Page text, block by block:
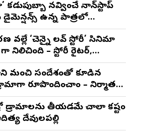
కడుపుబ్బా నవ్వించే నాన్‌స్టాప్
డైమెన్షన్స్ ఉన్న పాత్రలో
: వరుణ్ తేజ్
వల్లే ‘చెన్నై లవ్ స్టోరీ’ సినిమా
గా నిలిచింది – స్టోరీ రైటర్,
మంచి సందేశంతో కూడిన
రూపొందించాం – నిర్మాతలు
నాయుడు
డ్రామాలను తీయడమే చాలా కష్టం
దేవులపల్లి